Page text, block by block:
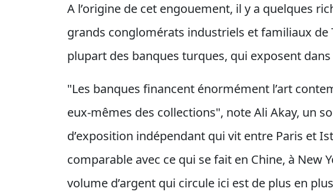
A l’origine de cet engouement, il y a quelques
grands conglomérats industriels et familiaux de
plupart des banques turques, qui exposent
"Les banques financent énormément l’art
eux-mêmes des collections", note Ali Akay, un
d’exposition indépendant qui vit entre Paris et
comparable avec ce qui se fait en Chine, à New
volume d’argent qui circule ici est de plus en